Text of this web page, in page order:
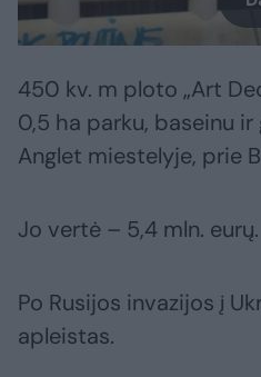
450 kv. m ploto „Art
0,5 ha parku, baseinu
Anglet miestelyje, prie
Jo vertė – 5,4 mln. eurų.
Po Rusijos invazijos į
apleistas.